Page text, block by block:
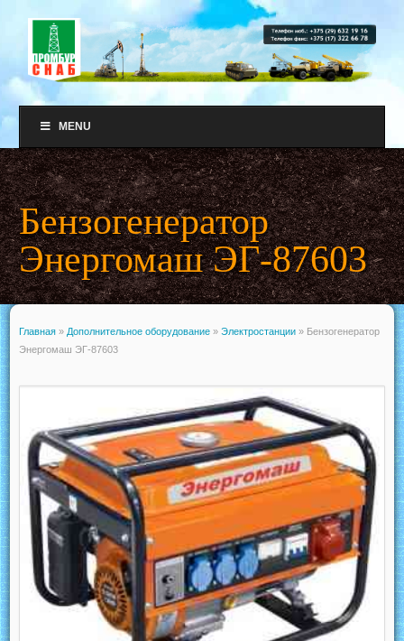
MENU
Бензогенератор
Энергомаш ЭГ-87603
Главная » Дополнительное оборудование » Электростанции » Бензогенератор
Энергомаш ЭГ-87603